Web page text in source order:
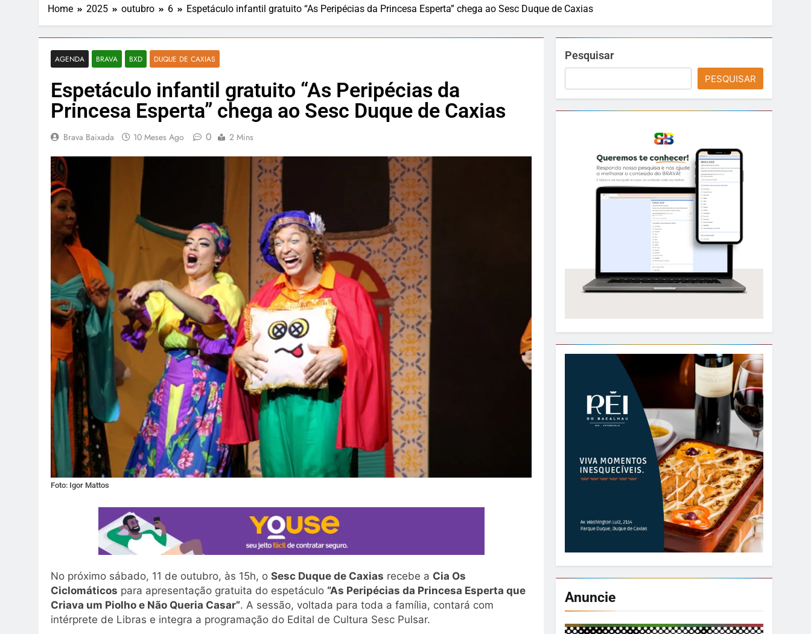
Home 2025 outubro 6 Espetáculo infantil gratuito “As Peripécias da Princesa Esperta” chega ao Sesc Duque de Caxias
AGENDA BRAVA BXD DUQUE DE CAXIAS
Espetáculo infantil gratuito “As Peripécias da
Princesa Esperta” chega ao Sesc Duque de Caxias
Brava Baixada 10 Meses Ago 0 2 Mins
Foto: Igor Mattos
No próximo sábado, 11 de outubro, às 15h, o Sesc Duque de Caxias recebe a Cia Os
Ciclomáticos para apresentação gratuita do espetáculo “As Peripécias da Princesa Esperta que
Criava um Piolho e Não Queria Casar”. A sessão, voltada para toda a família, contará com
intérprete de Libras e integra a programação do Edital de Cultura Sesc Pulsar.
Pesquisar
PESQUISAR
Anuncie